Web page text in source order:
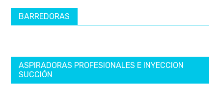
BARREDORAS
ASPIRADORAS PROFESIONALES E INYECCION
SUCCIÓN